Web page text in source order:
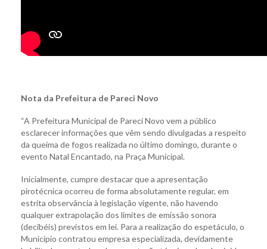
Nota da Prefeitura de Pareci Novo
“A Prefeitura Municipal de Pareci Novo vem a público
esclarecer informações que vêm sendo divulgadas a respeito
da queima de fogos realizada no último domingo, durante o
evento Natal Encantado, na Praça Municipal.
Inicialmente, cumpre destacar que a apresentação
pirotécnica ocorreu de forma absolutamente regular, em
estrita observância à legislação vigente, não havendo
qualquer extrapolação dos limites de emissão sonora
(decibéis) previstos em lei. Para a realização do espetáculo, o
Município contratou empresa especializada, devidamente